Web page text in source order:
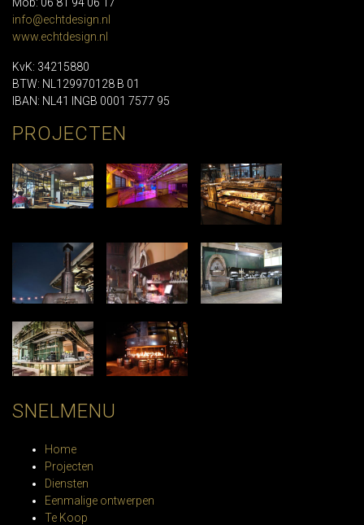
info@echtdesign.nl
www.echtdesign.nl
KvK: 34215880
BTW: NL129970128 B 01
IBAN: NL41 INGB 0001 7577 95
PROJECTEN
SNELMENU
Home
Projecten
Diensten
Eenmalige ontwerpen
Te Koop